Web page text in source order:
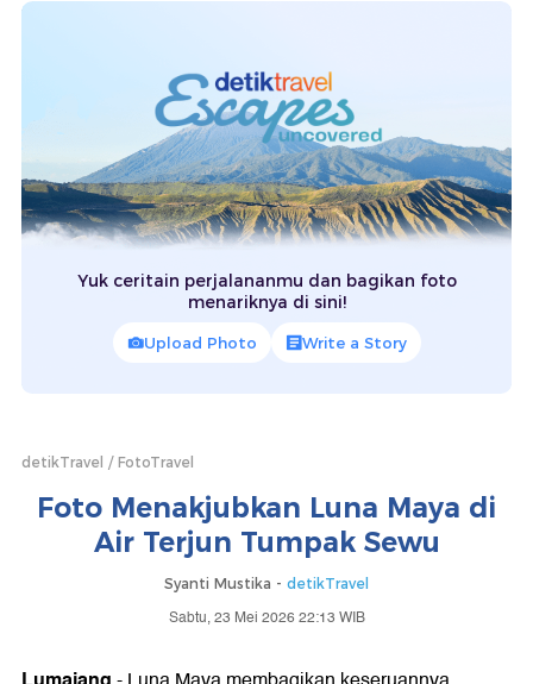
Yuk ceritain perjalananmu dan bagikan foto
menariknya di sini!
Upload Photo Write a Story
detikTravel FotoTravel
Foto Menakjubkan Luna Maya di
Air Terjun Tumpak Sewu
Syanti Mustika - detikTravel
Sabtu, 23 Mei 2026 22:13 WIB